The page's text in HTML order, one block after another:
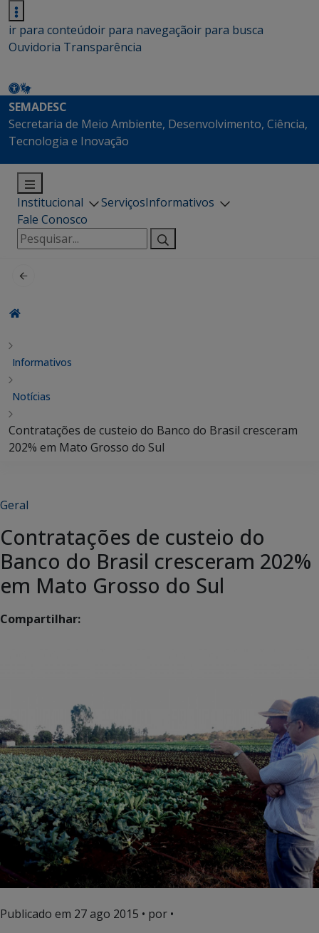
ir para conteúdoir para navegaçãoir para busca
Ouvidoria Transparência
SEMADESC
Secretaria de Meio Ambiente, Desenvolvimento, Ciência,
Tecnologia e Inovação
Institucional ServiçosInformativos
Fale Conosco
Pesquisar
por:
Informativos
Notícias
Contratações de custeio do Banco do Brasil cresceram
202% em Mato Grosso do Sul
Geral
Contratações de custeio do
Banco do Brasil cresceram 202%
em Mato Grosso do Sul
Compartilhar:
Publicado em 27 ago 2015 • por •